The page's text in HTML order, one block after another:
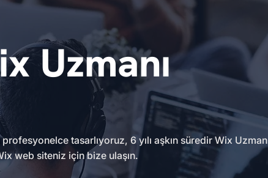
Uzmanı
tasarlıyoruz, 6 yılı aşkın süredir Wix Uzman
web siteniz için bize ulaşın.